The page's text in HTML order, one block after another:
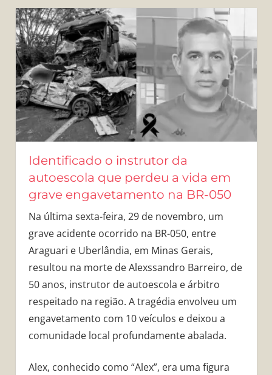
Identificado o instrutor da
autoescola que perdeu a vida em
grave engavetamento na BR-050
Na última sexta-feira, 29 de novembro, um
grave acidente ocorrido na BR-050, entre
Araguari e Uberlândia, em Minas Gerais,
resultou na morte de Alexssandro Barreiro, de
50 anos, instrutor de autoescola e árbitro
respeitado na região. A tragédia envolveu um
engavetamento com 10 veículos e deixou a
comunidade local profundamente abalada.
Alex, conhecido como “Alex”, era uma figura